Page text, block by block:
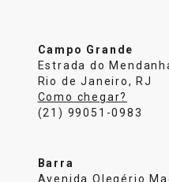
Campo Grande
Estrada do
Rio de Janeiro, RJ
Como chegar?
(21) 99051-0983
Barra
Avenida Olegério